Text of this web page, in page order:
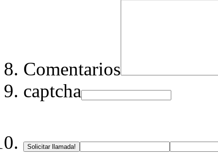
Comentarios
captcha
Solicitar llamada!